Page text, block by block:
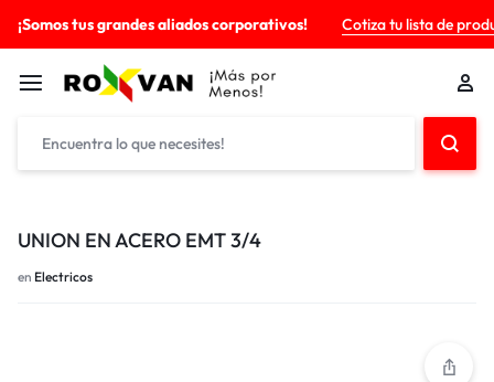
¡Somos tus grandes aliados corporativos! Cotiza tu lista de
UNION EN ACERO EMT 3/4
en Electricos